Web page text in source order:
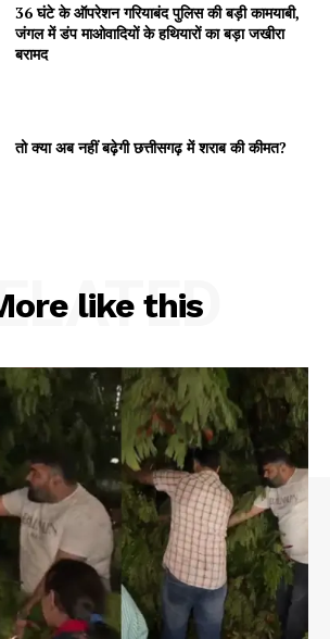
36 घंटे के ऑपरेशन गरियाबंद पुलिस की बड़ी कामयाबी,
जंगल में डंप माओवादियों के हथियारों का बड़ा जखीरा
बरामद
तो क्या अब नहीं बढ़ेगी छत्तीसगढ़ में शराब की कीमत?
like this